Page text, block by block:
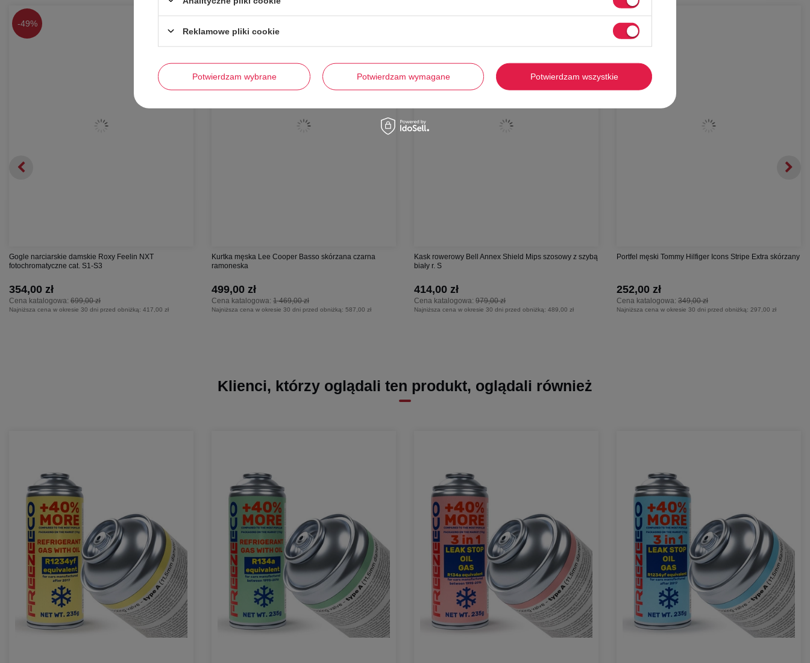
-49%
Gogle narciarskie damskie Roxy Feelin NXT
fotochromatyczne cat. S1-S3
Cena katalogowa: 699,00 zł
354,00 zł
Najniższa cena w okresie 30 dni przed obniżką: 417,00 zł
Kurtka męska Lee Cooper Basso skórzana czarna
ramoneska
Cena katalogowa: 1 469,00 zł
499,00 zł
Najniższa cena w okresie 30 dni przed obniżką: 587,00 zł
Kask rowerowy Bell Annex Shield Mips szosowy z szybą
biały r. S
Cena katalogowa: 979,00 zł
414,00 zł
Najniższa cena w okresie 30 dni przed obniżką: 489,00 zł
-28%
Portfel męski Tommy Hilfiger Icons Stripe Extra skórzany
Cena katalogowa: 349,00 zł
252,00 zł
Najniższa cena w okresie 30 dni przed obniżką: 297,00 zł
Klienci, którzy oglądali ten produkt, oglądali również
Reklamowe pliki cookie
Potwierdzam wybrane Potwierdzam wymagane Potwierdzam wszystkie